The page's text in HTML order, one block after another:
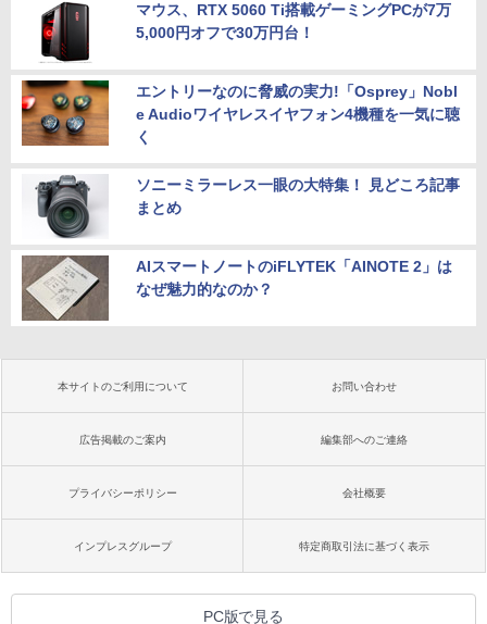
マウス、RTX 5060 Ti搭載ゲーミングPCが7万
5,000円オフで30万円台！
エントリーなのに脅威の実力!「Osprey」Nobl
e Audioワイヤレスイヤフォン4機種を一気に聴
く
ソニーミラーレス一眼の大特集！ 見どころ記事
まとめ
AIスマートノートのiFLYTEK「AINOTE 2」は
なぜ魅力的なのか？
本サイトのご利用について お問い合わせ
広告掲載のご案内 編集部へのご連絡
プライバシーポリシー 会社概要
インプレスグループ 特定商取引法に基づく表示
PC版で見る